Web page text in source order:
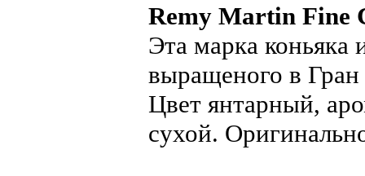
Remy Martin Fine
Эта марка коньяка
выращеного в
Цвет янтарный,
сухой.